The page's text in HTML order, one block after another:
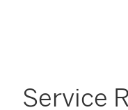
Service